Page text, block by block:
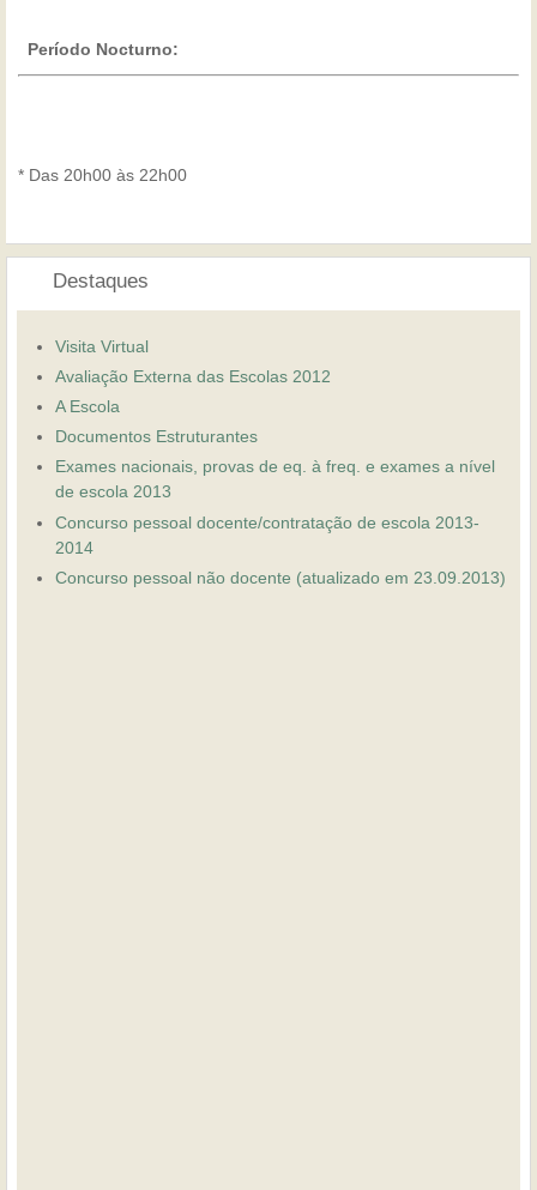
Período Nocturno:
* Das 20h00 às 22h00
Destaques
Visita Virtual
Avaliação Externa das Escolas 2012
A Escola
Documentos Estruturantes
Exames nacionais, provas de eq. à freq. e exames a nível
de escola 2013
Concurso pessoal docente/contratação de escola 2013-
2014
Concurso pessoal não docente (atualizado em 23.09.2013)